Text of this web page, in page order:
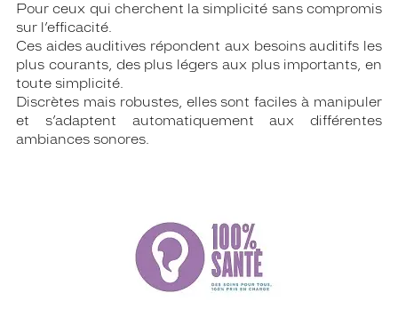
Pour ceux qui cherchent la simplicité sans compromis
sur l’efficacité.
Ces aides auditives répondent aux besoins auditifs les
plus courants, des plus légers aux plus importants, en
toute simplicité.
Discrètes mais robustes, elles sont faciles à manipuler
et s’adaptent automatiquement aux différentes
ambiances sonores.